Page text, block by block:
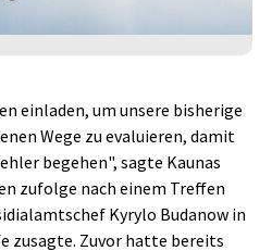
einladen, um unsere bisherige
Wege zu evaluieren, damit
begehen", sagte Kaunas
zufolge nach einem Treffen
Kyrylo Budanow in
zusagte. Zuvor hatte bereits